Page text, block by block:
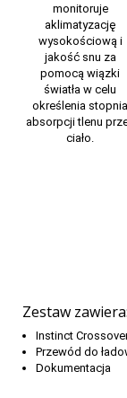
monitoruje
aklimatyzację
wysokościową i
jakość snu za
pomocą wiązki
światła w celu
określenia stopnia
absorpcji tlenu
ciało.
Zestaw zawiera:
Instinct
Przewód do
Dokumentacja